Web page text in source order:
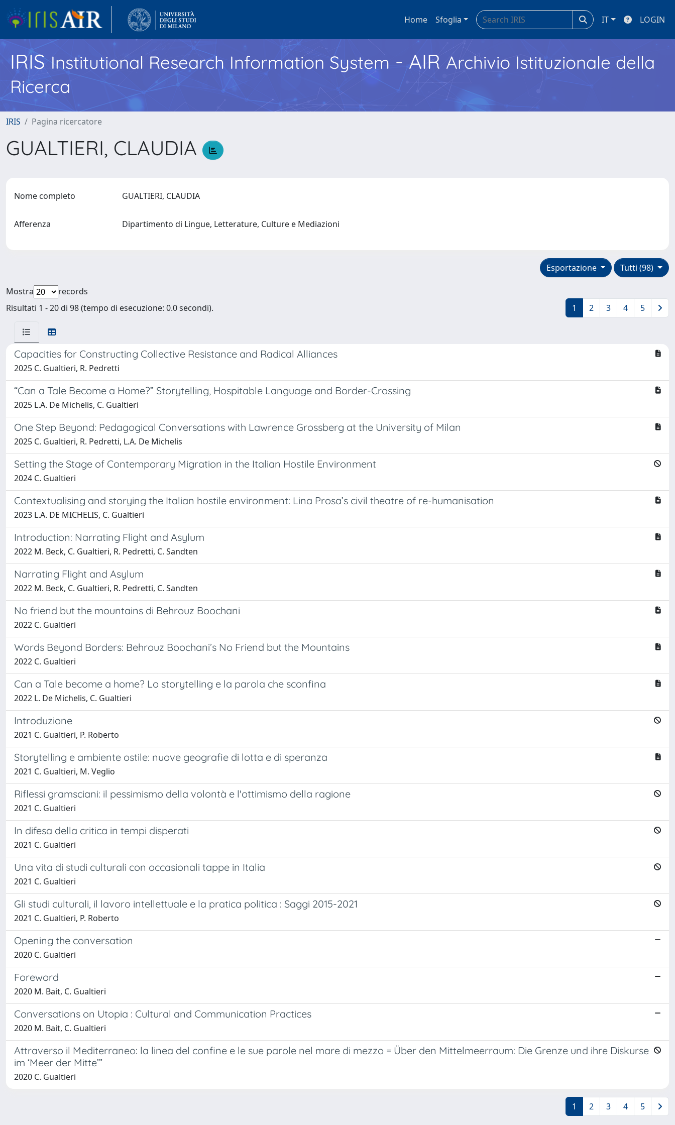
Home Sfoglia IT LOGIN
IRISInstitutional Research Information System - AIR Archivio Istituzionale della
Ricerca
IRIS Pagina ricercatore
GUALTIERI, CLAUDIA
Nome completo GUALTIERI, CLAUDIA
Afferenza Dipartimento di Lingue, Letterature, Culture e Mediazioni
Tutti (98)
Esportazione
Mostra
records
Risultati 1 - 20 di 98 (tempo di esecuzione: 0.0 secondi).
1 2 3 4 5
Capacities for Constructing Collective Resistance and Radical Alliances
2025 C. Gualtieri, R. Pedretti
“Can a Tale Become a Home?” Storytelling, Hospitable Language and Border-Crossing
2025 L.A. De Michelis, C. Gualtieri
One Step Beyond: Pedagogical Conversations with Lawrence Grossberg at the University of Milan
2025 C. Gualtieri, R. Pedretti, L.A. De Michelis
Setting the Stage of Contemporary Migration in the Italian Hostile Environment
2024 C. Gualtieri
Contextualising and storying the Italian hostile environment: Lina Prosa’s civil theatre of re-humanisation
2023 L.A. DE MICHELIS, C. Gualtieri
Introduction: Narrating Flight and Asylum
2022 M. Beck, C. Gualtieri, R. Pedretti, C. Sandten
Narrating Flight and Asylum
2022 M. Beck, C. Gualtieri, R. Pedretti, C. Sandten
No friend but the mountains di Behrouz Boochani
2022 C. Gualtieri
Words Beyond Borders: Behrouz Boochani’s No Friend but the Mountains
2022 C. Gualtieri
Can a Tale become a home? Lo storytelling e la parola che sconfina
2022 L. De Michelis, C. Gualtieri
Introduzione
2021 C. Gualtieri, P. Roberto
Storytelling e ambiente ostile: nuove geografie di lotta e di speranza
2021 C. Gualtieri, M. Veglio
Riflessi gramsciani: il pessimismo della volontà e l'ottimismo della ragione
2021 C. Gualtieri
In difesa della critica in tempi disperati
2021 C. Gualtieri
Una vita di studi culturali con occasionali tappe in Italia
2021 C. Gualtieri
Gli studi culturali, il lavoro intellettuale e la pratica politica : Saggi 2015-2021
2021 C. Gualtieri, P. Roberto
Opening the conversation
2020 C. Gualtieri
Foreword
2020 M. Bait, C. Gualtieri
Conversations on Utopia : Cultural and Communication Practices
2020 M. Bait, C. Gualtieri
Attraverso il Mediterraneo: la linea del confine e le sue parole nel mare di mezzo = Über den Mittelmeerraum: Die Grenze und ihre Diskurse
im ‘Meer der Mitte’”
2020 C. Gualtieri
1 2 3 4 5